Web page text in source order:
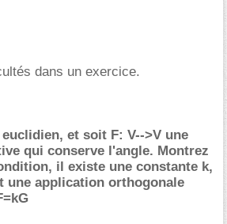
dans un exercice.
et soit F: V-->V une
qui conserve l'angle. Montrez
il existe une constante k,
une application orthogonale